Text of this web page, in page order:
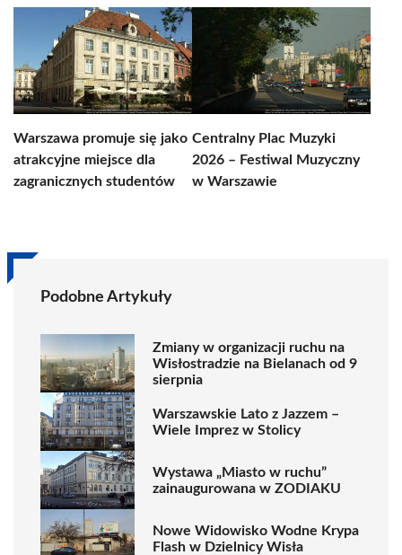
Warszawa promuje się jako
atrakcyjne miejsce dla
zagranicznych studentów
Centralny Plac Muzyki
2026 – Festiwal Muzyczny
w Warszawie
Podobne Artykuły
Zmiany w organizacji ruchu na
Wisłostradzie na Bielanach od 9
sierpnia
Warszawskie Lato z Jazzem –
Wiele Imprez w Stolicy
Wystawa „Miasto w ruchu”
zainaugurowana w ZODIAKU
Nowe Widowisko Wodne Krypa
Flash w Dzielnicy Wisła